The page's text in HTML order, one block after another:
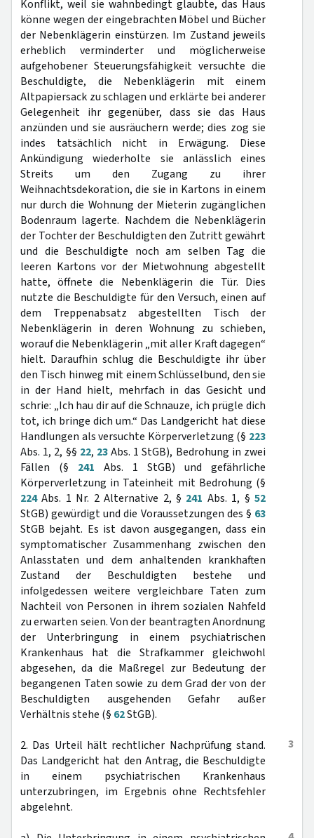
Konflikt, weil sie wahnbedingt glaubte, das Haus
könne wegen der eingebrachten Möbel und Bücher
der Nebenklägerin einstürzen. Im Zustand jeweils
erheblich verminderter und möglicherweise
aufgehobener Steuerungsfähigkeit versuchte die
Beschuldigte, die Nebenklägerin mit einem
Altpapiersack zu schlagen und erklärte bei anderer
Gelegenheit ihr gegenüber, dass sie das Haus
anzünden und sie ausräuchern werde; dies zog sie
indes tatsächlich nicht in Erwägung. Diese
Ankündigung wiederholte sie anlässlich eines
Streits um den Zugang zu ihrer
Weihnachtsdekoration, die sie in Kartons in einem
nur durch die Wohnung der Mieterin zugänglichen
Bodenraum lagerte. Nachdem die Nebenklägerin
der Tochter der Beschuldigten den Zutritt gewährt
und die Beschuldigte noch am selben Tag die
leeren Kartons vor der Mietwohnung abgestellt
hatte, öffnete die Nebenklägerin die Tür. Dies
nutzte die Beschuldigte für den Versuch, einen auf
dem Treppenabsatz abgestellten Tisch der
Nebenklägerin in deren Wohnung zu schieben,
worauf die Nebenklägerin „mit aller Kraft dagegen“
hielt. Daraufhin schlug die Beschuldigte ihr über
den Tisch hinweg mit einem Schlüsselbund, den sie
in der Hand hielt, mehrfach in das Gesicht und
schrie: „Ich hau dir auf die Schnauze, ich prügle dich
tot, ich bringe dich um.“ Das Landgericht hat diese
Handlungen als versuchte Körperverletzung (§ 223
Abs. 1, 2, §§ 22, 23Abs. 1 StGB), Bedrohung in zwei
Fällen (§ 241 Abs. 1 StGB) und gefährliche
Körperverletzung in Tateinheit mit Bedrohung (§
224Abs. 1 Nr. 2 Alternative 2, § 241 Abs. 1, §52
StGB) gewürdigt und die Voraussetzungen des § 63
StGB bejaht. Es ist davon ausgegangen, dass ein
symptomatischer Zusammenhang zwischen den
Anlasstaten und dem anhaltenden krankhaften
Zustand der Beschuldigten bestehe und
infolgedessen weitere vergleichbare Taten zum
Nachteil von Personen in ihrem sozialen Nahfeld
zu erwarten seien. Von der beantragten Anordnung
der Unterbringung in einem psychiatrischen
Krankenhaus hat die Strafkammer gleichwohl
abgesehen, da die Maßregel zur Bedeutung der
begangenen Taten sowie zu dem Grad der von der
Beschuldigten ausgehenden Gefahr außer
Verhältnis stehe (§ 62StGB).
3
2. Das Urteil hält rechtlicher Nachprüfung stand.
Das Landgericht hat den Antrag, die Beschuldigte
in einem psychiatrischen Krankenhaus
unterzubringen, im Ergebnis ohne Rechtsfehler
abgelehnt.